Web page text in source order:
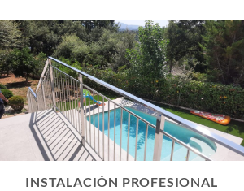
INSTALACIÓN PROFESIONAL